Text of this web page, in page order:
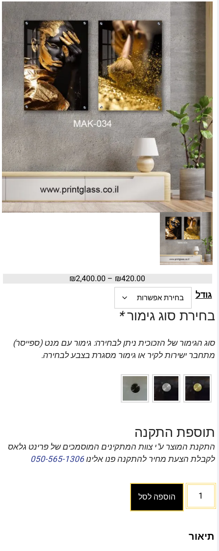
₪420.00
–
₪2,400.00
גודל
בחירת סוג גימור*
סוג הגימור של הזכוכית ניתן לבחירה: גימור עם מנט (ספייסר)
מתחבר ישירות לקיר או גימור מסגרת בצבע לבחירה.
תוספת התקנה
התקנת המוצר ע"י צוות המתקינים המוסמכים של פרינט גלאס
לקבלת הצעת מחיר להתקנה פנו אלינו050-565-1306
הוספה לסל
תיאור